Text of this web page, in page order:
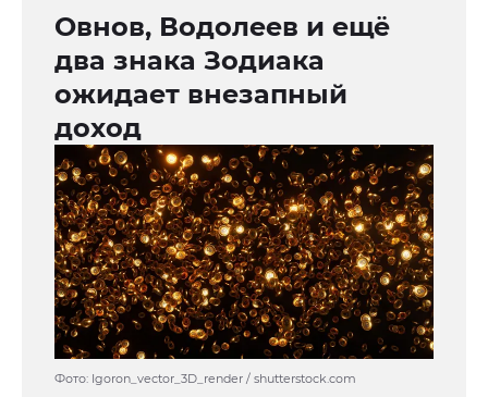
Овнов, Водолеев и ещё
два знака Зодиака
ожидает внезапный
доход
Фото: Igoron_vector_3D_render / shutterstock.com